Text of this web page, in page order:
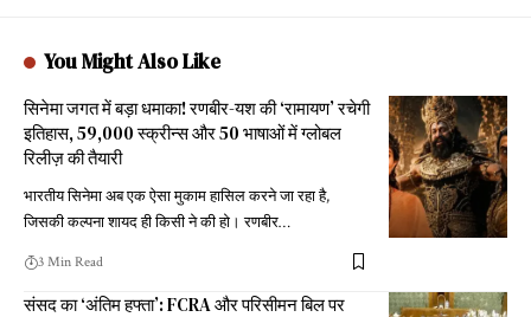
You Might Also Like
सिनेमा जगत में बड़ा धमाका! रणबीर-यश की ‘रामायण’ रचेगी
इतिहास, 59,000 स्क्रीन्स और 50 भाषाओं में ग्लोबल
रिलीज़ की तैयारी
भारतीय सिनेमा अब एक ऐसा मुकाम हासिल करने जा रहा है,
जिसकी कल्पना शायद ही किसी ने की हो। रणबीर…
3 Min Read
संसद का ‘अंतिम हफ्ता’: FCRA और परिसीमन बिल पर